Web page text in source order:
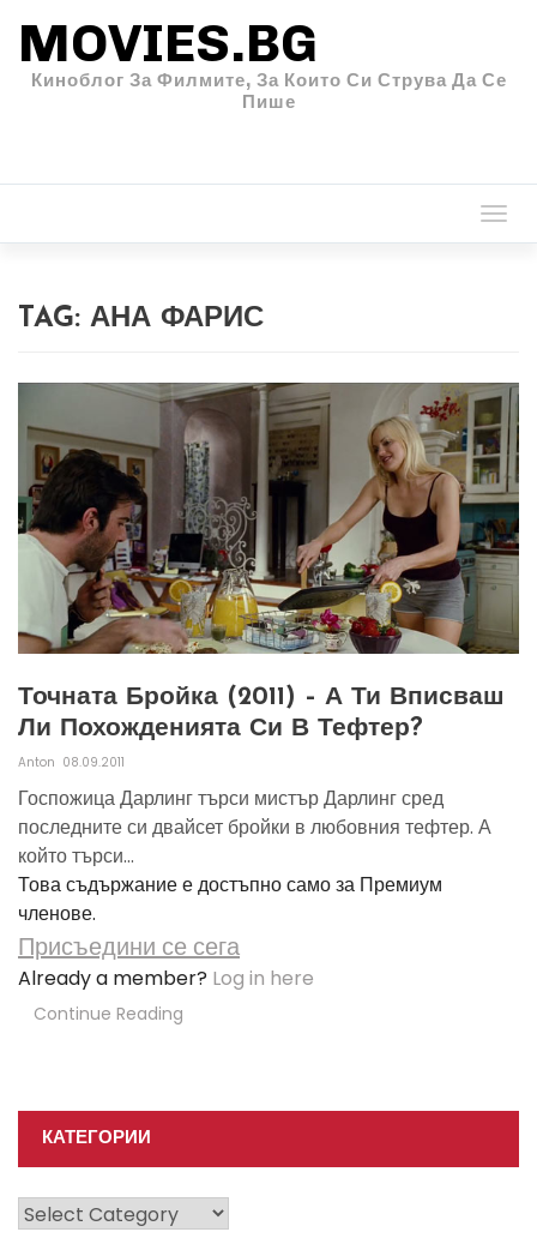
MOVIES.BG
Киноблог За Филмите, За Които Си Струва Да Се
Пише
TAG: АНА ФАРИС
Точната Бройка (2011) – А Ти Вписваш
Ли Похожденията Си В Тефтер?
Anton 08.09.2011
Госпожица Дарлинг търси мистър Дарлинг сред
последните си двайсет бройки в любовния тефтер. А
който търси...
Това съдържание е достъпно само за Премиум
членове.
Присъедини се сега
Already a member? Log in here
Continue Reading
КАТЕГОРИИ
Категории